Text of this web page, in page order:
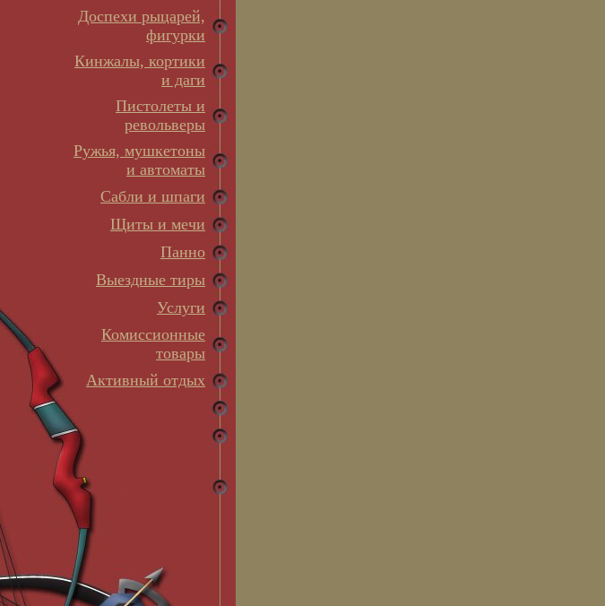
Доспехи рыцарей,
фигурки
Кинжалы, кортики
и даги
Пистолеты и
револьверы
Ружья, мушкетоны
и автоматы
Сабли и шпаги
Щиты и мечи
Панно
Выездные тиры
Услуги
Комиссионные
товары
Активный отдых